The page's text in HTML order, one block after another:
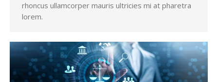
rhoncus ullamcorper mauris ultricies mi at pharetra
lorem.